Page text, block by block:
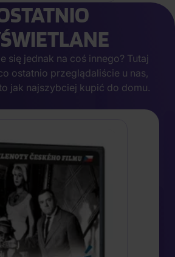
się jednak na coś innego? Tutaj
ostatnio przeglądaliście u nas,
jak najszybciej kupić do domu.